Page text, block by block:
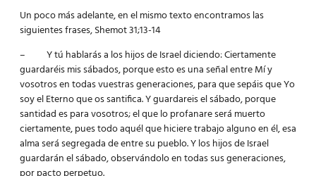
Un poco más adelante, en el mismo texto encontramos las
siguientes frases, Shemot 31;13-14
– Y tú hablarás a los hijos de Israel diciendo: Ciertamente
guardaréis mis sábados, porque esto es una señal entre Mí y
vosotros en todas vuestras generaciones, para que sepáis que Yo
soy el Eterno que os santifica. Y guardareis el sábado, porque
santidad es para vosotros; el que lo profanare será muerto
ciertamente, pues todo aquél que hiciere trabajo alguno en él, esa
alma será segregada de entre su pueblo. Y los hijos de Israel
guardarán el sábado, observándolo en todas sus generaciones,